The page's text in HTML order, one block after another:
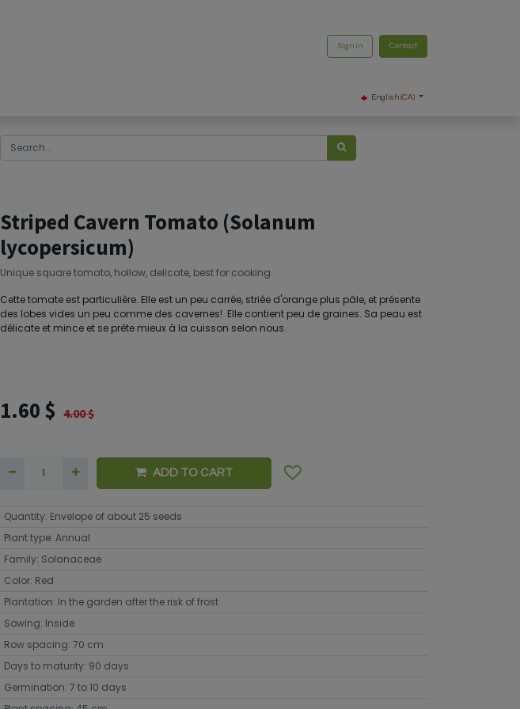
Sign in Contact
English (CA)
Striped Cavern Tomato (Solanum
lycopersicum)
Unique square tomato, hollow, delicate, best for cooking.
Cette tomate est particulière. Elle est un peu carrée, striée d'orange plus pâle, et présente
des lobes vides un peu comme des cavernes! Elle contient peu de graines. Sa peau est
délicate et mince et se prête mieux à la cuisson selon nous.
1.60 $ 4.00$
ADD TO CART
Quantity: Envelope of about 25 seeds
Plant type: Annual
Family: Solanaceae
Color: Red
Plantation: In the garden after the risk of frost
Sowing: Inside
Row spacing: 70 cm
Days to maturity: 90 days
Germination: 7 to 10 days